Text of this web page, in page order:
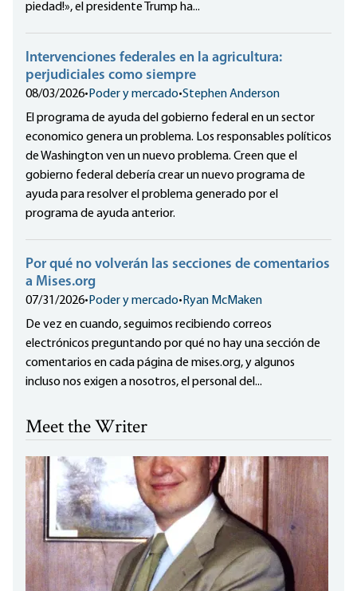
piedad!», el presidente Trump ha...
Intervenciones federales en la agricultura:
perjudiciales como siempre
08/03/2026• Poder y mercado•Stephen Anderson
El programa de ayuda del gobierno federal en un sector
economico genera un problema. Los responsables políticos
de Washington ven un nuevo problema. Creen que el
gobierno federal debería crear un nuevo programa de
ayuda para resolver el problema generado por el
programa de ayuda anterior.
Por qué no volverán las secciones de comentarios
a Mises.org
07/31/2026• Poder y mercado• Ryan McMaken
De vez en cuando, seguimos recibiendo correos
electrónicos preguntando por qué no hay una sección de
comentarios en cada página de mises.org, y algunos
incluso nos exigen a nosotros, el personal del...
Meet the Writer